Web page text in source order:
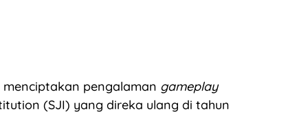
pengalaman gameplay
(SJI) yang direka ulang di tahun